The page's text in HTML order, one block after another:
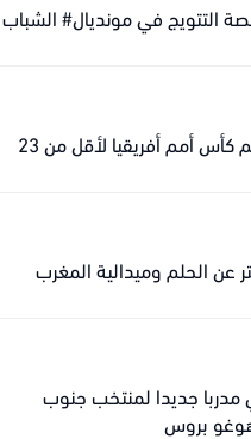
في مونديال# الشباب
الجامعة تعتذر عن تنظيم كأس أمم أفريقيا لأقل من 23
جديدا لمنتخب جنوب
بروس